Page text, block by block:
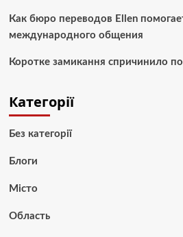
Как бюро переводов Ellen
международного общения
Коротке замикання спричинило
Категорії
Без категорії
Блоги
Місто
Область